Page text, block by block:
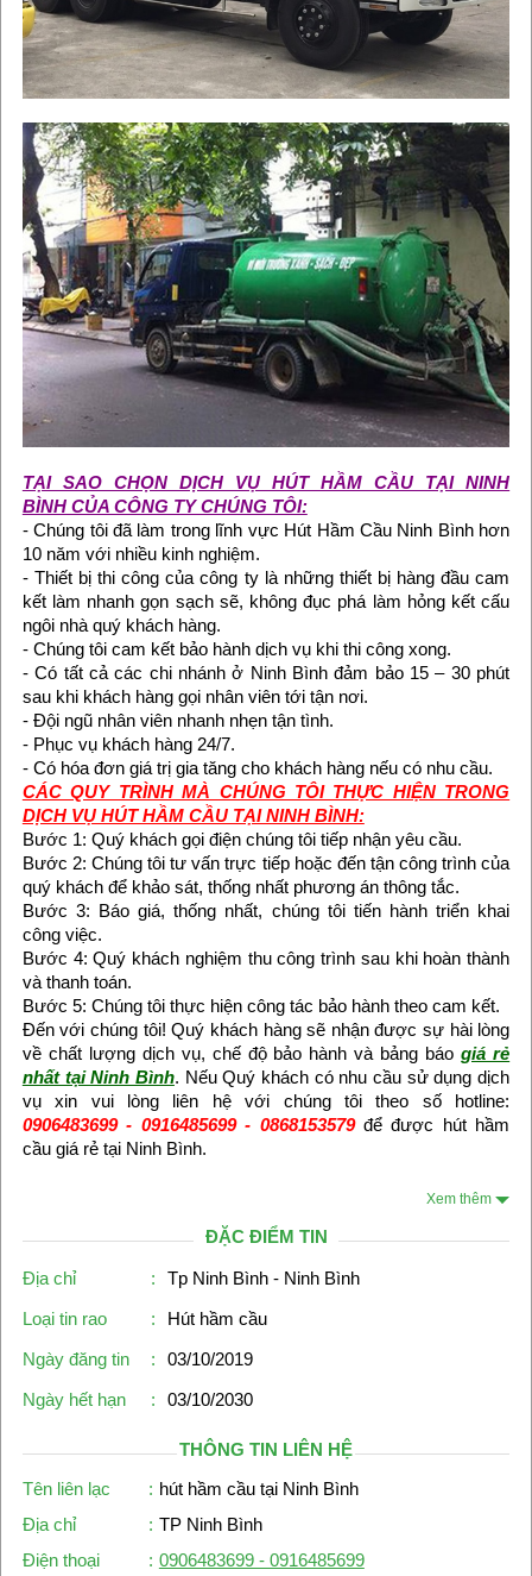
TẠI SAO CHỌN DỊCH VỤ HÚT HẦM CẦU TẠI NINH
BÌNH CỦA CÔNG TY CHÚNG TÔI:
- Chúng tôi đã làm trong lĩnh vực Hút Hầm Cầu Ninh Bình hơn
10 năm với nhiều kinh nghiệm.
- Thiết bị thi công của công ty là những thiết bị hàng đầu cam
kết làm nhanh gọn sạch sẽ, không đục phá làm hỏng kết cấu
ngôi nhà quý khách hàng.
- Chúng tôi cam kết bảo hành dịch vụ khi thi công xong.
- Có tất cả các chi nhánh ở Ninh Bình đảm bảo 15 – 30 phút
sau khi khách hàng gọi nhân viên tới tận nơi.
- Đội ngũ nhân viên nhanh nhẹn tận tình.
- Phục vụ khách hàng 24/7.
- Có hóa đơn giá trị gia tăng cho khách hàng nếu có nhu cầu.
CÁC QUY TRÌNH MÀ CHÚNG TÔI THỰC HIỆN TRONG
DỊCH VỤ HÚT HẦM CẦU TẠI NINH BÌNH:
Bước 1: Quý khách gọi điện chúng tôi tiếp nhận yêu cầu.
Bước 2: Chúng tôi tư vấn trực tiếp hoặc đến tận công trình của
quý khách để khảo sát, thống nhất phương án thông tắc.
Bước 3: Báo giá, thống nhất, chúng tôi tiến hành triển khai
công việc.
Bước 4: Quý khách nghiệm thu công trình sau khi hoàn thành
và thanh toán.
Bước 5: Chúng tôi thực hiện công tác bảo hành theo cam kết.
Đến với chúng tôi! Quý khách hàng sẽ nhận được sự hài lòng
về chất lượng dịch vụ, chế độ bảo hành và bảng báogiá rẻ
nhất tại Ninh Bình. Nếu Quý khách có nhu cầu sử dụng dịch
vụ xin vui lòng liên hệ với chúng tôi theo số hotline:
0906483699 - 0916485699 - 0868153579để được hút hầm
cầu giá rẻ tại Ninh Bình.
Xem thêm
ĐẶC ĐIỂM TIN
Địa chỉ :
Tp Ninh Bình - Ninh Bình
Loại tin rao
:
Hút hầm cầu
Ngày đăng tin
:
03/10/2019
Ngày hết hạn
: 03/10/2030
THÔNG TIN LIÊN HỆ
Tên liên lạc
: hút hầm cầu tại Ninh Bình
Địa chỉ
: TP Ninh Bình
Điện thoại
: 0906483699 - 0916485699